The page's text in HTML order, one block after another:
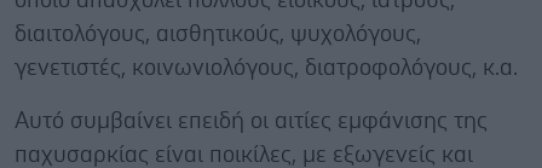
διαιτολόγους, αισθητικούς, ψυχολόγους,
γενετιστές, κοινωνιολόγους, διατροφολόγους, κ.α.
Αυτό συμβαίνει επειδή οι αιτίες εμφάνισης της
παχυσαρκίας είναι ποικίλες, με εξωγενείς και